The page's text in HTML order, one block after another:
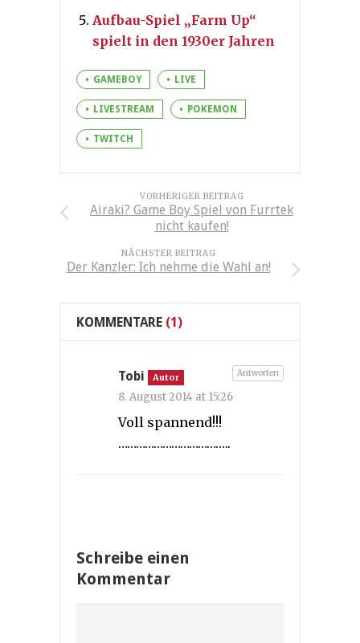
Aufbau-Spiel „Farm Up“
spielt in den 1930er Jahren
GAMEBOY LIVE
LIVESTREAM POKEMON
TWITCH
VORHERIGER BEITRAG
Airaki? Game Boy Spiel von Furrtek
nicht kaufen!
NÄCHSTER BEITRAG
Der Kanzler: Ich nehme die Wahl an!
KOMMENTARE (1)
Tobi Autor
8. August 2014 at 15:26
Voll spannend!!!
………………………………..
Antworten
Schreibe einen
Kommentar